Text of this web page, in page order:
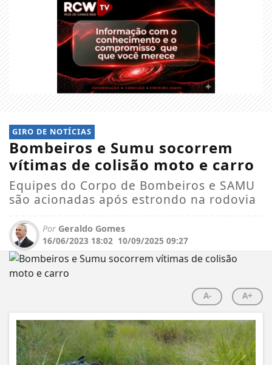
GIRO DE NOTÍCIAS
Bombeiros e Sumu socorrem
vítimas de colisão moto e carro
Equipes do Corpo de Bombeiros e SAMU
são acionadas após estrondo na rodovia
Por Geraldo Gomes
16/06/2023 18:02 10/09/2025 09:27
A- A+